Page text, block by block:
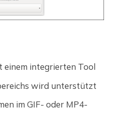
einem integrierten Tool
wird unterstützt
im GIF- oder MP4-